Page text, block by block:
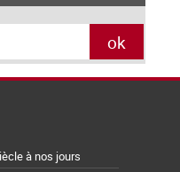
à nos jours